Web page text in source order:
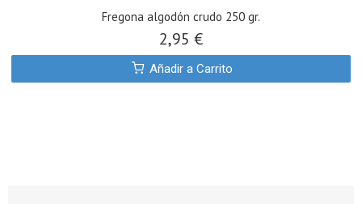
Fregona algodón crudo 250 gr.
2,95 €
Añadir a Carrito